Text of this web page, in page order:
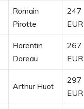
Romain
Pirotte
247
EUR
Florentin
Doreau
267
EUR
Arthur Huot
297
EUR